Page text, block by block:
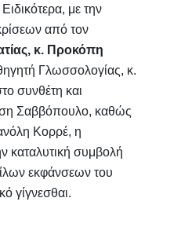
με την
από τον
κ. Προκόπη
Γλωσσολογίας, κ.
συνθέτη και
Σαββόπουλο, καθώς
Κορρέ, η
καταλυτική συμβολή
εκφάνσεων του
γίγνεσθαι.